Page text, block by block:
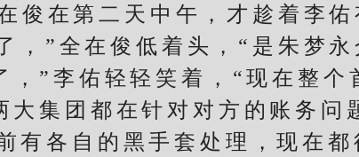
在第二天中午，才趁着李佑
”全在俊低着头，“是朱梦永
李佑轻轻笑着，“现在整个
大集团都在针对对方的账务问
各自的黑手套处理，现在都